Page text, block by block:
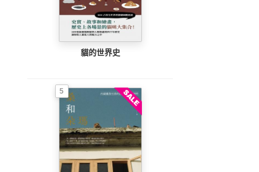
貓的世界史
5